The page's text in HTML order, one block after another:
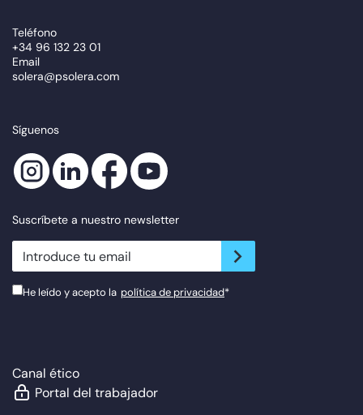
Teléfono
+34 96 132 23 01
Email
solera@psolera.com
Síguenos
Suscríbete a nuestro newsletter
newsletter.suscribe
He leído y acepto la política de privacidad*
Canal ético
Portal del trabajador